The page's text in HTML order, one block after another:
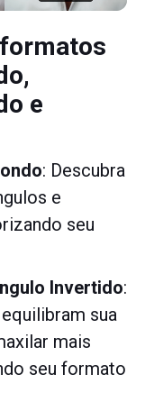
e
: Descubra
e
seu
Invertido:
sua
mais
seu formato